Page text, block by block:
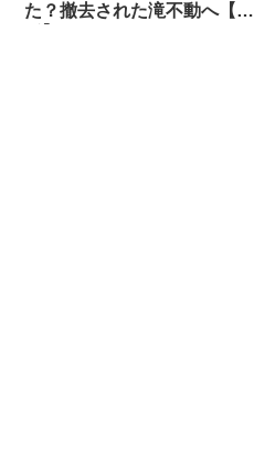
た？撤去された滝不動へ【山